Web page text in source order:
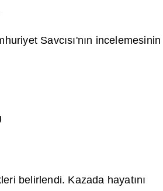
Savcısı'nın incelemesinin
belirlendi. Kazada hayatını